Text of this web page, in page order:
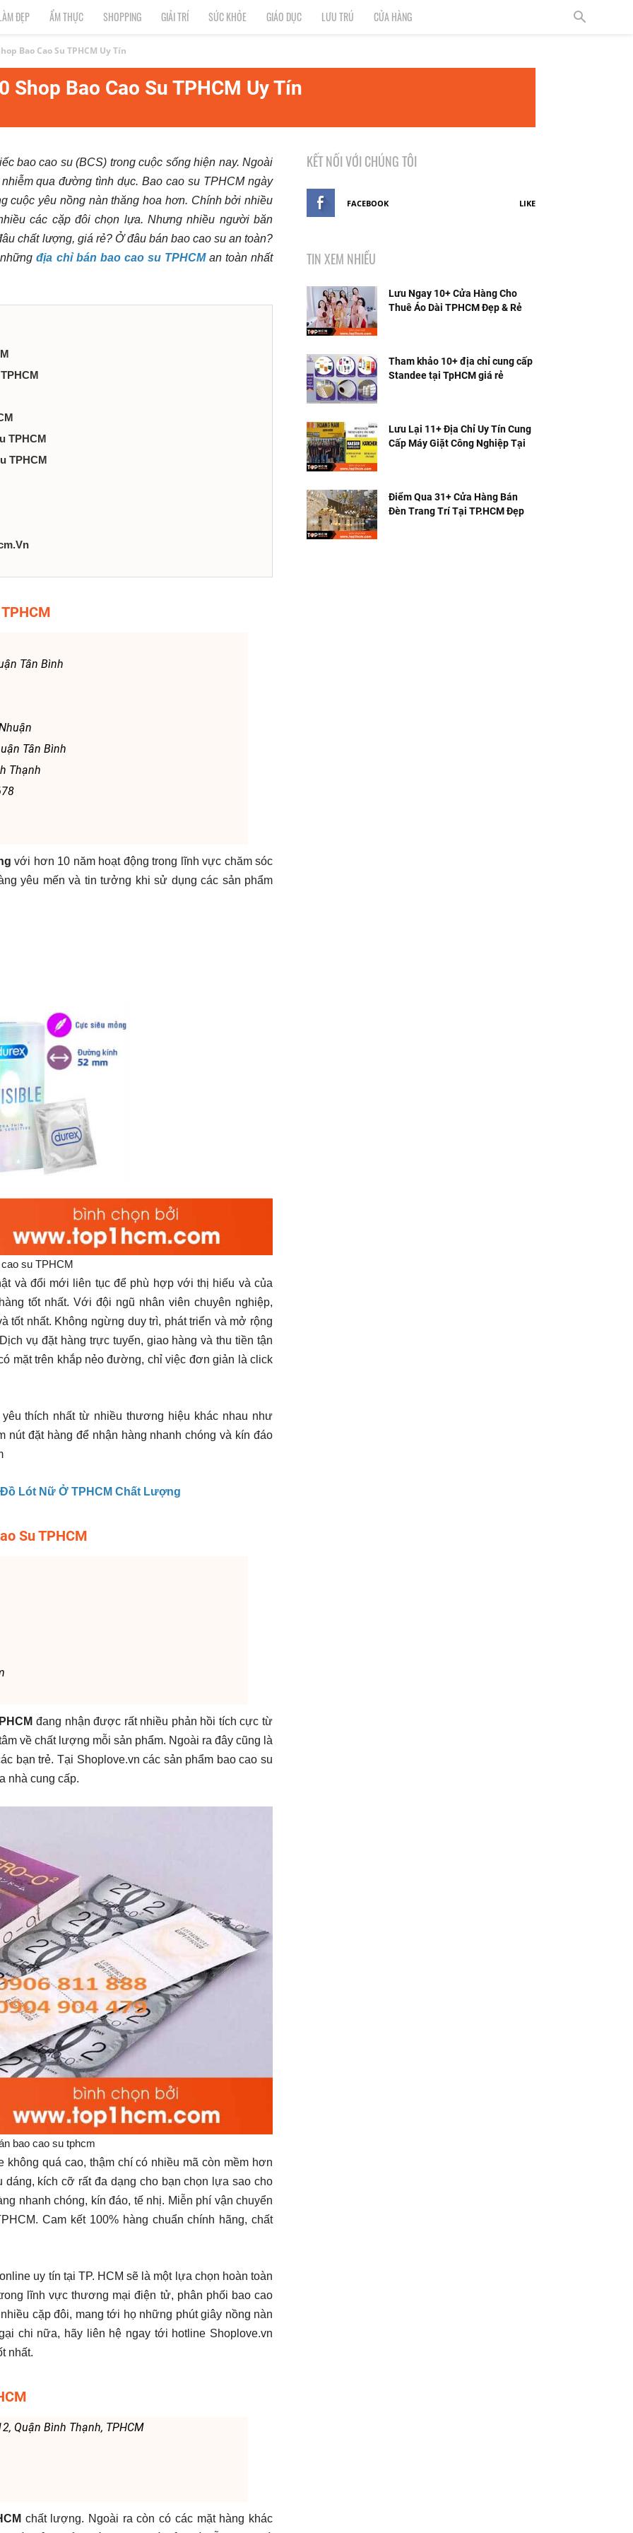
ĐẸP ẨM THỰC SHOPPING GIẢI TRÍ SỨC KHỎE GIÁO DỤC LƯU TRÚ CỬA HÀNG
Bao Cao Su TPHCM Uy Tín
Shop Bao Cao Su TPHCM Uy Tín
bao cao su (BCS) trong cuộc sống hiện nay. Ngoài
qua đường tình dục. Bao cao su TPHCM ngày
cuộc yêu nồng nàn thăng hoa hơn. Chính bởi nhiều
các cặp đôi chọn lựa. Nhưng nhiều người băn
chất lượng, giá rẻ? Ở đâu bán bao cao su an toàn?
địa chỉ bán bao cao su TPHCMan toàn nhất
TPHCM
TPHCM
Tân Bình
Tân Bình
Thạnh
với hơn 10 năm hoạt động trong lĩnh vực chăm sóc
yêu mến và tin tưởng khi sử dụng các sản phẩm
su TPHCM
và đổi mới liên tục để phù hợp với thị hiếu và của
tốt nhất. Với đội ngũ nhân viên chuyên nghiệp,
tốt nhất. Không ngừng duy trì, phát triển và mở rộng
vụ đặt hàng trực tuyến, giao hàng và thu tiền tận
mặt trên khắp nẻo đường, chỉ việc đơn giản là click
thích nhất từ nhiều thương hiệu khác nhau như
nút đặt hàng để nhận hàng nhanh chóng và kín đáo
Lót Nữ Ở TPHCM Chất Lượng
Su TPHCM
đang nhận được rất nhiều phản hồi tích cực từ
về chất lượng mỗi sản phẩm. Ngoài ra đây cũng là
bạn trẻ. Tại Shoplove.vn các sản phẩm bao cao su
nhà cung cấp.
bao cao su tphcm
quá cao, thậm chí có nhiều mã còn mềm hơn
kích cỡ rất đa dạng cho bạn chọn lựa sao cho
nhanh chóng, kín đáo, tế nhị. Miễn phí vận chuyển
Cam kết 100% hàng chuẩn chính hãng, chất
uy tín tại TP. HCM sẽ là một lựa chọn hoàn toàn
lĩnh vực thương mại điện tử, phân phối bao cao
cặp đôi, mang tới họ những phút giây nồng nàn
chi nữa, hãy liên hệ ngay tới hotline Shoplove.vn
nhất.
Quận Bình Thạnh, TPHCM
chất lượng. Ngoài ra còn có các mặt hàng khác
KẾT NỐI VỚI CHÚNG TÔI
FACEBOOK LIKE
TIN XEM NHIỀU
Lưu Ngay 10+ Cửa Hàng Cho
Thuê Áo Dài TPHCM Đẹp & Rẻ
Tham khảo 10+ địa chỉ cung cấp
Standee tại TpHCM giá rẻ
Lưu Lại 11+ Địa Chỉ Uy Tín Cung
Cấp Máy Giặt Công Nghiệp Tại
Điểm Qua 31+ Cửa Hàng Bán
Đèn Trang Trí Tại TP.HCM Đẹp &